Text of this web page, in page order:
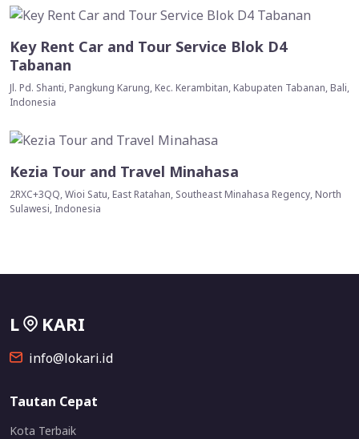
Key Rent Car and Tour Service Blok D4
Tabanan
Jl. Pd. Shanti, Pangkung Karung, Kec. Kerambitan, Kabupaten Tabanan, Bali,
Indonesia
Kezia Tour and Travel Minahasa
2RXC+3QQ, Wioi Satu, East Ratahan, Southeast Minahasa Regency, North
Sulawesi, Indonesia
L KARI
info@lokari.id
Tautan Cepat
Kota Terbaik